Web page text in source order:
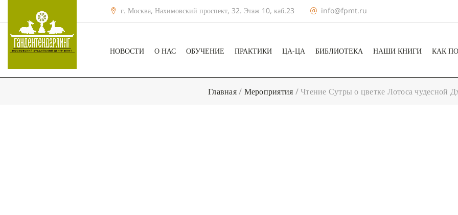
г. Москва, Нахимовский проспект, 32. Этаж 10, каб.23 info@fpmt.ru
НОВОСТИ О НАС ОБУЧЕНИЕ ПРАКТИКИ ЦА-ЦА БИБЛИОТЕКА НАШИ КНИГИ КАК
Главная/ Мероприятия /Чтение Сутры о цветке Лотоса чудесной